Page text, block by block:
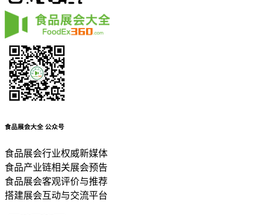
食品展会大全 公众号
食品展会行业权威新媒体
食品产业链相关展会预告
食品展会客观评价与推荐
搭建展会互动与交流平台